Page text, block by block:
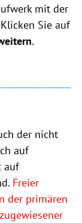
mit der
Sie auf
.
der nicht
auf
auf
Freier
der primären